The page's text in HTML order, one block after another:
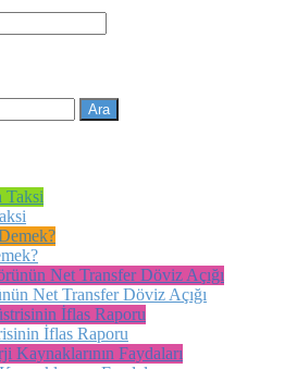
Net Transfer Döviz Açığı
İflas Raporu